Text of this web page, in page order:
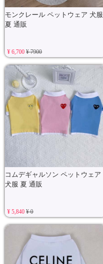
モンクレール ペットウェア 犬服
夏 通販
¥ 6,700¥ 7900
コムデギャルソン ペットウェア
犬服 夏 通販
¥ 5,840¥ 0